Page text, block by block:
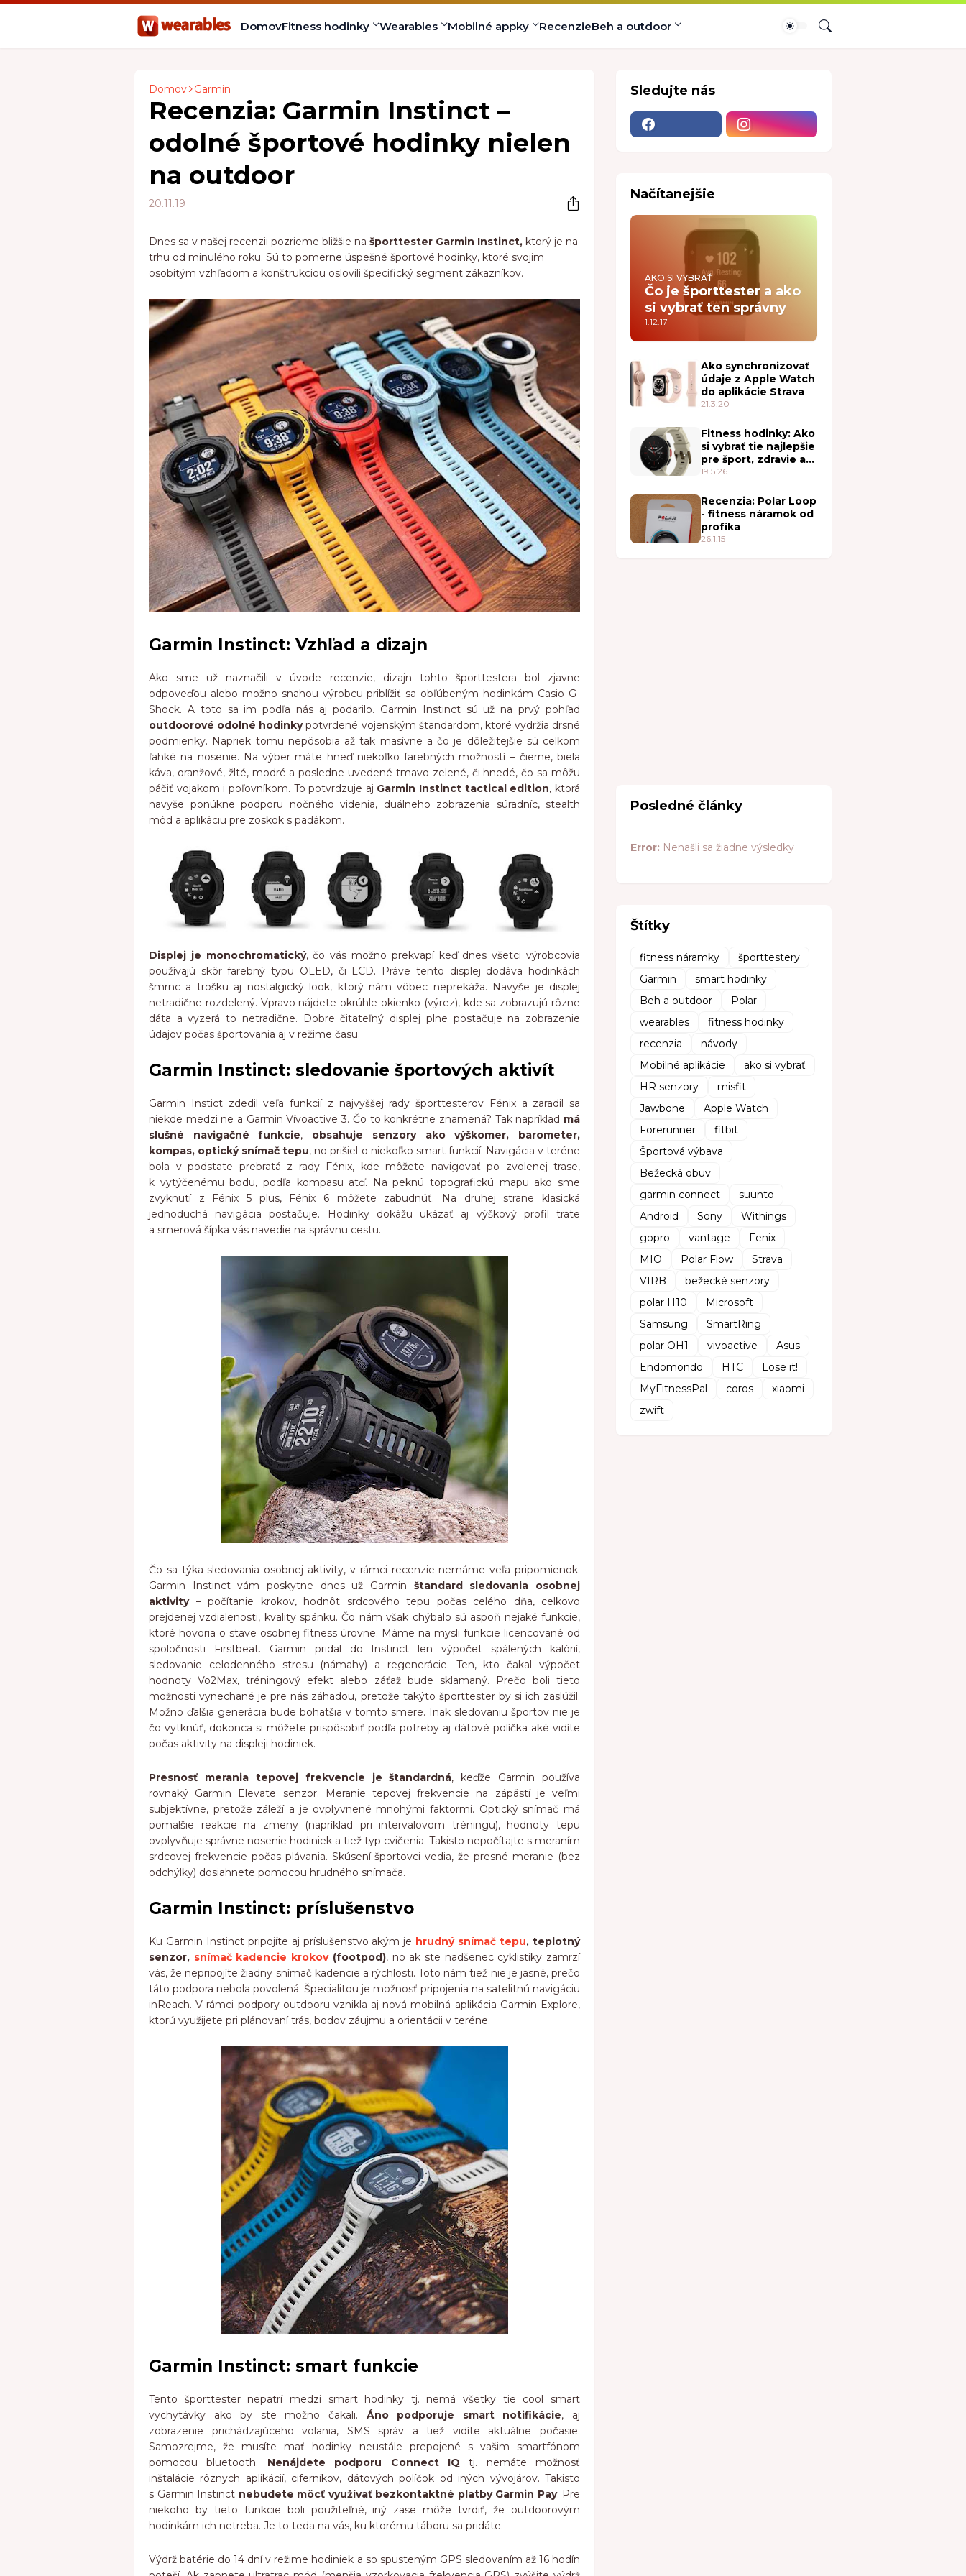
DomovFitness hodinky Wearables Mobilné appky RecenzieBeh a outdoor
Domov Garmin
Recenzia: Garmin Instinct –
odolné športové hodinky nielen
na outdoor
20.11.19
Dnes sa v našej recenzii pozrieme bližšie na športtester Garmin Instinct, ktorý je na
trhu od minulého roku. Sú to pomerne úspešné športové hodinky, ktoré svojim
osobitým vzhľadom a konštrukciou oslovili špecifický segment zákazníkov.
Garmin Instinct: Vzhľad a dizajn
Ako sme už naznačili v úvode recenzie, dizajn tohto športtestera bol zjavne
odpoveďou alebo možno snahou výrobcu priblížiť sa obľúbeným hodinkám Casio G-
Shock. A toto sa im podľa nás aj podarilo. Garmin Instinct sú už na prvý pohľad
outdoorové odolné hodinkypotvrdené vojenským štandardom, ktoré vydržia drsné
podmienky. Napriek tomu nepôsobia až tak masívne a čo je dôležitejšie sú celkom
ľahké na nosenie. Na výber máte hneď niekoľko farebných možností – čierne, biela
káva, oranžové, žlté, modré a posledne uvedené tmavo zelené, či hnedé, čo sa môžu
páčiť vojakom i poľovníkom. To potvrdzuje aj Garmin Instinct tactical edition, ktorá
navyše ponúkne podporu nočného videnia, duálneho zobrazenia súradníc, stealth
mód a aplikáciu pre zoskok s padákom.
Displej je monochromatický, čo vás možno prekvapí keď dnes všetci výrobcovia
používajú skôr farebný typu OLED, či LCD. Práve tento displej dodáva hodinkách
šmrnc a trošku aj nostalgický look, ktorý nám vôbec neprekáža. Navyše je displej
netradične rozdelený. Vpravo nájdete okrúhle okienko (výrez), kde sa zobrazujú rôzne
dáta a vyzerá to netradične. Dobre čitateľný displej plne postačuje na zobrazenie
údajov počas športovania aj v režime času.
Garmin Instinct: sledovanie športových aktivít
Garmin Instict zdedil veľa funkcií z najvyššej rady športtesterov Fénix a zaradil sa
niekde medzi ne a Garmin Vívoactive 3. Čo to konkrétne znamená? Tak napríklad má
slušné navigačné funkcie, obsahuje senzory ako výškomer, barometer,
kompas, optický snímač tepu, no prišiel o niekoľko smart funkcií. Navigácia v teréne
bola v podstate prebratá z rady Fénix, kde môžete navigovať po zvolenej trase,
k vytýčenému bodu, podľa kompasu atď. Na peknú topografickú mapu ako sme
zvyknutí z Fénix 5 plus, Fénix 6 môžete zabudnúť. Na druhej strane klasická
jednoduchá navigácia postačuje. Hodinky dokážu ukázať aj výškový profil trate
a smerová šípka vás navedie na správnu cestu.
Čo sa týka sledovania osobnej aktivity, v rámci recenzie nemáme veľa pripomienok.
Garmin Instinct vám poskytne dnes už Garmin štandard sledovania osobnej
aktivity– počítanie krokov, hodnôt srdcového tepu počas celého dňa, celkovo
prejdenej vzdialenosti, kvality spánku. Čo nám však chýbalo sú aspoň nejaké funkcie,
ktoré hovoria o stave osobnej fitness úrovne. Máme na mysli funkcie licencované od
spoločnosti Firstbeat. Garmin pridal do Instinct len výpočet spálených kalórií,
sledovanie celodenného stresu (námahy) a regenerácie. Ten, kto čakal výpočet
hodnoty Vo2Max, tréningový efekt alebo záťaž bude sklamaný. Prečo boli tieto
možnosti vynechané je pre nás záhadou, pretože takýto športtester by si ich zaslúžil.
Možno ďalšia generácia bude bohatšia v tomto smere. Inak sledovaniu športov nie je
čo vytknúť, dokonca si môžete prispôsobiť podľa potreby aj dátové políčka aké vidíte
počas aktivity na displeji hodiniek.
Presnosť merania tepovej frekvencie je štandardná, keďže Garmin používa
rovnaký Garmin Elevate senzor. Meranie tepovej frekvencie na zápästí je veľmi
subjektívne, pretože záleží a je ovplyvnené mnohými faktormi. Optický snímač má
pomalšie reakcie na zmeny (napríklad pri intervalovom tréningu), hodnoty tepu
ovplyvňuje správne nosenie hodiniek a tiež typ cvičenia. Takisto nepočítajte s meraním
srdcovej frekvencie počas plávania. Skúsení športovci vedia, že presné meranie (bez
odchýlky) dosiahnete pomocou hrudného snímača.
Garmin Instinct: príslušenstvo
Ku Garmin Instinct pripojíte aj príslušenstvo akým je hrudný snímač tepu, teplotný
senzor, snímač kadencie krokov (footpod), no ak ste nadšenec cyklistiky zamrzí
vás, že nepripojíte žiadny snímač kadencie a rýchlosti. Toto nám tiež nie je jasné, prečo
táto podpora nebola povolená. Špecialitou je možnosť pripojenia na satelitnú navigáciu
inReach. V rámci podpory outdooru vznikla aj nová mobilná aplikácia Garmin Explore,
ktorú využijete pri plánovaní trás, bodov záujmu a orientácii v teréne.
Garmin Instinct: smart funkcie
Tento športtester nepatrí medzi smart hodinky tj. nemá všetky tie cool smart
vychytávky ako by ste možno čakali. Áno podporuje smart notifikácie, aj
zobrazenie prichádzajúceho volania, SMS správ a tiež vidíte aktuálne počasie.
Samozrejme, že musíte mať hodinky neustále prepojené s vašim smartfónom
pomocou bluetooth. Nenájdete podporu Connect IQ tj. nemáte možnosť
inštalácie rôznych aplikácií, ciferníkov, dátových políčok od iných vývojárov. Takisto
s Garmin Instinct nebudete môcť využívať bezkontaktné platby Garmin Pay. Pre
niekoho by tieto funkcie boli použiteľné, iný zase môže tvrdiť, že outdoorovým
hodinkám ich netreba. Je to teda na vás, ku ktorému táboru sa pridáte.
Výdrž batérie do 14 dní v režime hodiniek a so spusteným GPS sledovaním až 16 hodín
Sledujte nás
Načítanejšie
AKO SI VYBRAŤ
Čo je športtester a ako
si vybrať ten správny
1.12.17
Ako synchronizovať
údaje z Apple Watch
do aplikácie Strava
21.3.20
Fitness hodinky: Ako
si vybrať tie najlepšie
pre šport, zdravie a
každodenné nosenie
19.5.26
Recenzia: Polar Loop
- fitness náramok od
profíka
26.1.15
Posledné články
Error: Nenašli sa žiadne výsledky
Štítky
fitness náramky
športtestery
Garmin
smart hodinky
Beh a outdoor
Polar
wearables
fitness hodinky
recenzia
návody
Mobilné aplikácie
ako si vybrať
HR senzory
misfit
Jawbone
Apple Watch
Forerunner
fitbit
Športová výbava
Bežecká obuv
garmin connect
suunto
Android
Sony
Withings
gopro
vantage
Fenix
MIO
Polar Flow
Strava
VIRB
bežecké senzory
polar H10
Microsoft
Samsung
SmartRing
polar OH1
vivoactive
Asus
Endomondo
HTC
Lose it!
MyFitnessPal
coros
xiaomi
zwift